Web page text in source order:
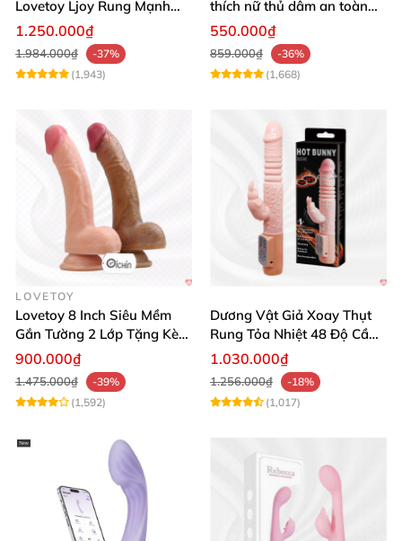
Lovetoy Ljoy Rung Mạnh
ĐKTX Hút Sâu
1.250.000₫
1.984.000₫
-37%
(1,943)
thích nữ thủ dâm an toàn
cao cấp
550.000₫
859.000₫
-36%
(1,668)
LOVETOY
Lovetoy 8 Inch Siêu Mềm
Gắn Tường 2 Lớp Tặng Kèm
Dầu Massage
900.000₫
1.475.000₫
-39%
(1,592)
Dương Vật Giả Xoay Thụt
Rung Tỏa Nhiệt 48 Độ Cầm
Tay Hot Bunny
1.030.000₫
1.256.000₫
-18%
(1,017)